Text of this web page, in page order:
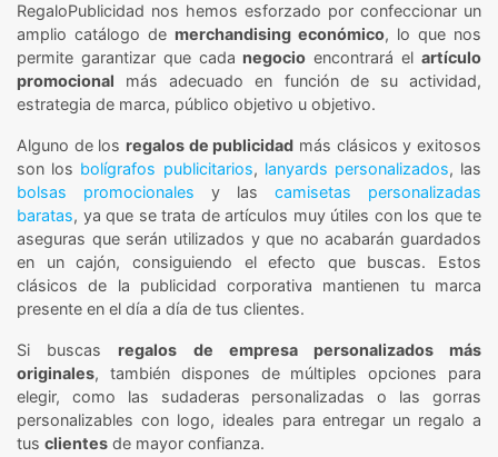
RegaloPublicidad nos hemos esforzado por confeccionar un
amplio catálogo de merchandising económico, lo que nos
permite garantizar que cadanegocio encontrará elartículo
promocional más adecuado en función de su actividad,
estrategia de marca, público objetivo u objetivo.
Alguno de los regalos de publicidad más clásicos y exitosos
son los bolígrafos publicitarios, lanyards personalizados, las
bolsas promocionales y las camisetas personalizadas
baratas, ya que se trata de artículos muy útiles con los que te
aseguras que serán utilizados y que no acabarán guardados
en un cajón, consiguiendo el efecto que buscas. Estos
clásicos de la publicidad corporativa mantienen tu marca
presente en el día a día de tus clientes.
Si buscasregalos de empresa personalizados más
originales, también dispones de múltiples opciones para
elegir, como las sudaderas personalizadas o las gorras
personalizables con logo, ideales para entregar un regalo a
tus clientes de mayor confianza.